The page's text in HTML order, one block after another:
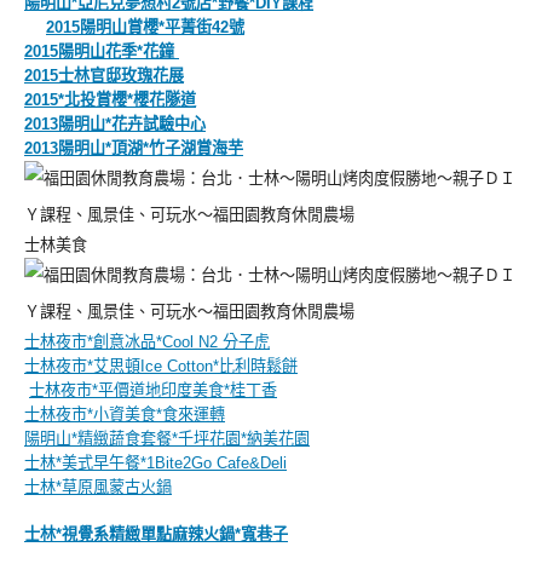
2015陽明山賞櫻*平菁街42號
2015陽明山花季*花鐘
2015士林官邸玫瑰花展
2015*北投賞櫻*櫻花隧道
2013陽明山*花卉試驗中心
2013陽明山*頂湖*竹子湖賞海芋
士林美食
士林夜市*創意冰品*Cool N2 分子虎
士林夜市*艾思頓Ice Cotton*比利時鬆餅
士林夜市*平價道地印度美食*桂丁香
士林夜市*小資美食*食來運轉
陽明山*精緻蔬食套餐*千坪花園*納美花園
士林*美式早午餐*1Bite2Go Cafe&Deli
士林*草原風蒙古火鍋
士林*視覺系精緻單點麻辣火鍋*寬巷子